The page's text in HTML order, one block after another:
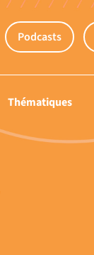
Podcasts
Thématiques